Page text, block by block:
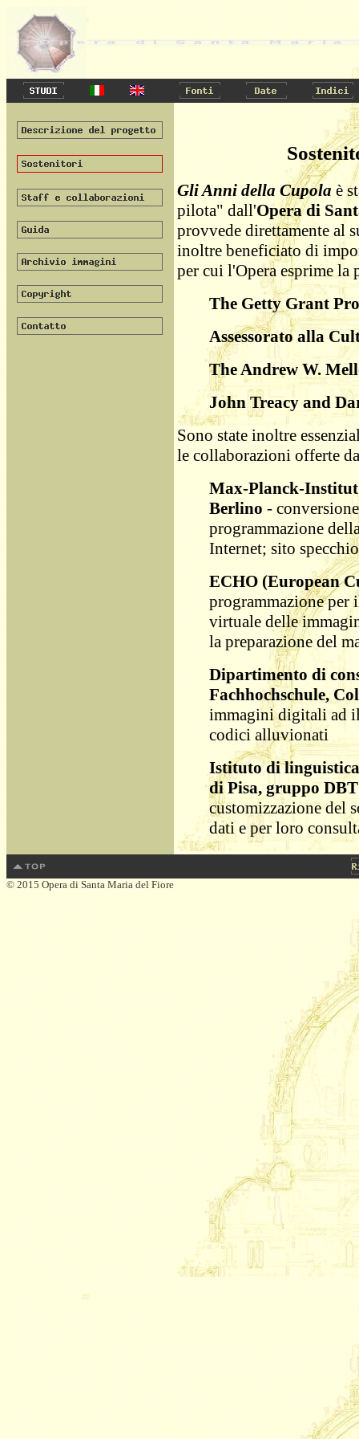
Gli Anni della Cupola è
pilota" dall'Opera di
provvede direttamente al
inoltre beneficiato di
per cui l'Opera esprime la
The Getty Grant
Assessorato alla
The Andrew W.
John Treacy and
Sono state inoltre
le collaborazioni offerte
Max-Planck-Institut
Berlino -
programmazione
Internet; sito
ECHO (European
programmazione
virtuale delle
la preparazione del
Dipartimento di
Fachhochschule,
immagini digitali ad
codici alluvionati
Istituto di
di Pisa, gruppo DBT
customizzazione del
dati e per loro
© 2015 Opera di Santa Maria del Fiore